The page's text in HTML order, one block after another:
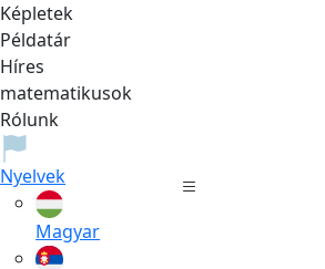
Képletek
Példatár
Híres
matematikusok
Rólunk
Nyelvek
Magyar